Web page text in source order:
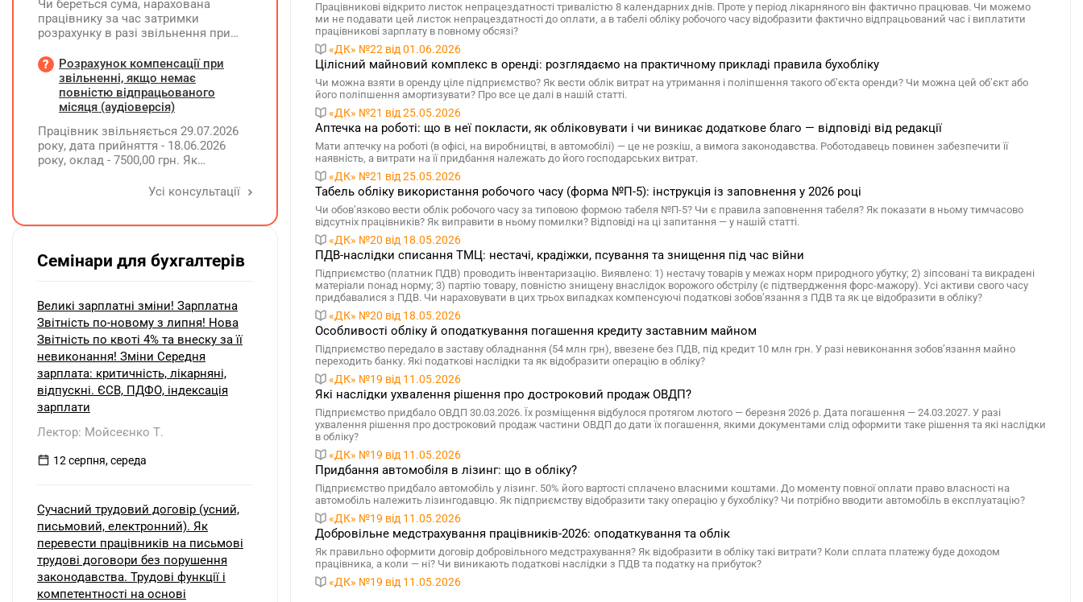
Працівникові відкрито листок непрацездатності тривалістю 8 календарних днів. Проте у період лікарняного він фактично працював. Чи можемо
ми не подавати цей листок непрацездатності до оплати, а в табелі обліку робочого часу відобразити фактично відпрацьований час і виплатити
працівникові зарплату в повному обсязі?
«ДК» №22 від 01.06.2026
Цілісний майновий комплекс в оренді: розглядаємо на практичному прикладі правила бухобліку
Чи можна взяти в оренду ціле підприємство? Як вести облік витрат на утримання і поліпшення такого об’єкта оренди? Чи можна цей об’єкт або
його поліпшення амортизувати? Про все це далі в нашій статті.
«ДК» №21 від 25.05.2026
Аптечка на роботі: що в неї покласти, як обліковувати і чи виникає додаткове благо — відповіді від редакції
Мати аптечку на роботі (в офісі, на виробництві, в автомобілі) — це не розкіш, а вимога законодавства. Роботодавець повинен забезпечити її
наявність, а витрати на її придбання належать до його господарських витрат.
«ДК» №21 від 25.05.2026
Табель обліку використання робочого часу (форма №П-5): інструкція із заповнення у 2026 році
Чи обов’язково вести облік робочого часу за типовою формою табеля №П-5? Чи є правила заповнення табеля? Як показати в ньому тимчасово
відсутніх працівників? Як виправити в ньому помилки? Відповіді на ці запитання — у нашій статті.
«ДК» №20 від 18.05.2026
ПДВ-наслідки списання ТМЦ: нестачі, крадіжки, псування та знищення під час війни
Підприємство (платник ПДВ) проводить інвентаризацію. Виявлено: 1) нестачу товарів у межах норм природного убутку; 2) зіпсовані та викрадені
матеріали понад норму; 3) партію товару, повністю знищену внаслідок ворожого обстрілу (є підтвердження форс-мажору). Усі активи свого часу
придбавалися з ПДВ. Чи нараховувати в цих трьох випадках компенсуючі податкові зобов’язання з ПДВ та як це відобразити в обліку?
«ДК» №20 від 18.05.2026
Особливості обліку й оподаткування погашення кредиту заставним майном
Підприємство передало в заставу обладнання (54 млн грн), ввезене без ПДВ, під кредит 10 млн грн. У разі невиконання зобов’язання майно
переходить банку. Які податкові наслідки та як відобразити операцію в обліку?
«ДК» №19 від 11.05.2026
Які наслідки ухвалення рішення про достроковий продаж ОВДП?
Підприємство придбало ОВДП 30.03.2026. Їх розміщення відбулося протягом лютого — березня 2026 р. Дата погашення — 24.03.2027. У разі
ухвалення рішення про достроковий продаж частини ОВДП до дати їх погашення, якими документами слід оформити таке рішення та які наслідки
в обліку?
«ДК» №19 від 11.05.2026
Придбання автомобіля в лізинг: що в обліку?
Підприємство придбало автомобіль у лізинг. 50% його вартості сплачено власними коштами. До моменту повної оплати право власності на
автомобіль належить лізингодавцю. Як підприємству відобразити таку операцію у бухобліку? Чи потрібно вводити автомобіль в експлуатацію?
«ДК» №19 від 11.05.2026
Добровільне медстрахування працівників-2026: оподаткування та облік
Як правильно оформити договір добровільного медстрахування? Як відобразити в обліку такі витрати? Коли сплата платежу буде доходом
працівника, а коли — ні? Чи виникають податкові наслідки з ПДВ та податку на прибуток?
«ДК» №19 від 11.05.2026
Чи береться сума, нарахована
працівнику за час затримки
розрахунку в разі звільнення при
заробітної плати (винагороди), для
розрахунку внеску на підтримку
працевлаштування осіб з
інвалідністю?
Розрахунок компенсації при
звільненні, якщо немає
повністю відпрацьованого
місяця (аудіоверсія)
Працівник звільняється 29.07.2026
року, дата прийняття - 18.06.2026
року, оклад - 7500,00 грн. Як
невикористаних днів відпустки при
Усі консультації
Семінари для бухгалтерів
Великі зарплатні зміни! Зарплатна
Звітність по-новому з липня! Нова
Звітність по квоті 4% та внеску за її
невиконання! Зміни Середня
зарплата: критичність, лікарняні,
відпускні. ЄСВ, ПДФО, індексація
зарплати
Лектор: Мойсеєнко Т.
12 серпня, середа
Сучасний трудовий договір (усний,
письмовий, електронний). Як
перевести працівників на письмові
трудові договори без порушення
законодавства. Трудові функції і
компетентності на основі